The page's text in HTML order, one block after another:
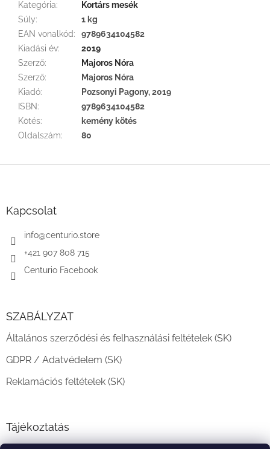
Kategória:
Kortárs mesék
Súly:
1 kg
EAN vonalkód:
9789634104582
Kiadási év:
2019
Szerző:
Majoros Nóra
Szerző:
Majoros Nóra
Kiadó:
Pozsonyi Pagony, 2019
ISBN:
9789634104582
Kötés:
kemény kötés
Oldalszám: 80
Kapcsolat
info@centurio.store
+421 907 808 715
Centurio Facebook
SZABÁLYZAT
Általános szerződési és felhasználási feltételek (SK)
GDPR / Adatvédelem (SK)
Reklamációs feltételek (SK)
Tájékoztatás